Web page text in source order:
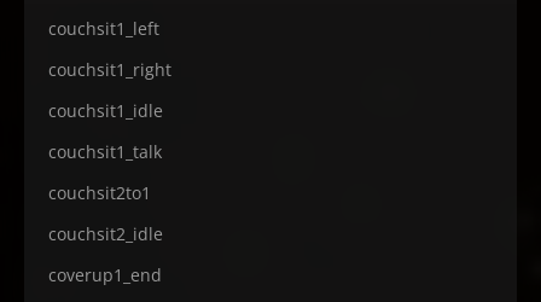
couchsit1_left
couchsit1_right
couchsit1_idle
couchsit1_talk
couchsit2to1
couchsit2_idle
coverup1_end